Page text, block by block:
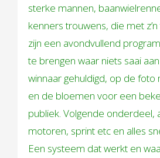
sterke mannen,
kenners trouwens, die met
zijn een avondvullend
te brengen waar niets saai
winnaar gehuldigd, op de foto
en de bloemen voor een
publiek. Volgende onderdeel,
motoren, sprint etc en alles
Een systeem dat werkt en